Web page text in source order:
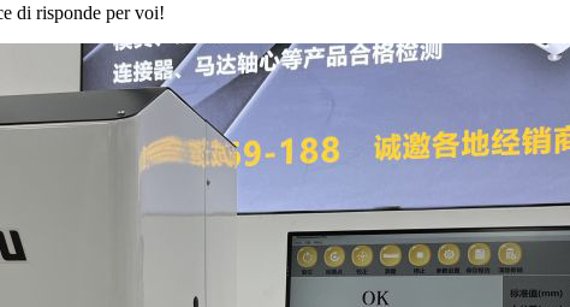
di risponde per voi!